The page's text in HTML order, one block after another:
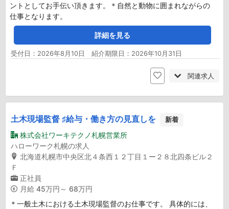
ントとしてお手伝い頂きます。＊自然と動物に囲まれながらの
仕事となります。
詳細を見る
受付日：2026年8月10日 紹介期限日：2026年10月31日
関連求人
土木現場監督 ♯給与・働き方の見直しを 新着
株式会社ワーキテクノ札幌営業所
ハローワーク札幌の求人
北海道札幌市中央区北４条西１２丁目１ー２８北四条ビル２
Ｆ
正社員
月給 45万円～ 68万円
＊一般土木における土木現場監督のお仕事です。 具体的には、